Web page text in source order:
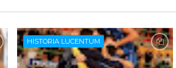
HISTORIA LUCENTUM